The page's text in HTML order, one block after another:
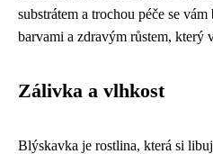
substrátem a trochou péče se
barvami a zdravým růstem, který
Zálivka a vlhkost
Blýskavka je rostlina, která si